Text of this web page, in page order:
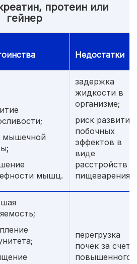
протеин или
гейнер
Недостатки
мышечной
мышц.
задержка
жидкости в
организме;
риск развития
побочных
эффектов в
виде
расстройств
пищеварения.
перегрузка
почек за счет
повышенного